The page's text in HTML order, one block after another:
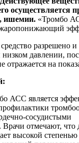
осуществляется
ишемии. «Тромбо
разрешено
давлении,
отражается на
АСС является
сосудистыми
Врачи отмечают, что
высокой степенью